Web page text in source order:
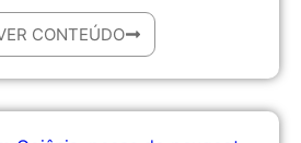
CONTEÚDO